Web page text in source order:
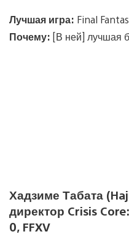
Лучшая игра: Final
Почему: [В ней] лучшая
Хадзиме Табата
директор Crisis
0, FFXV